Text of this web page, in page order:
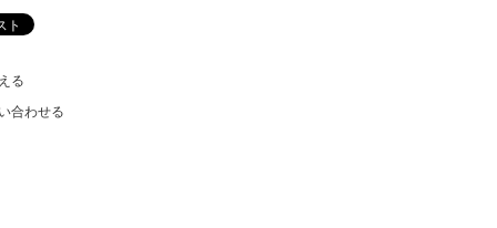
る
合わせる